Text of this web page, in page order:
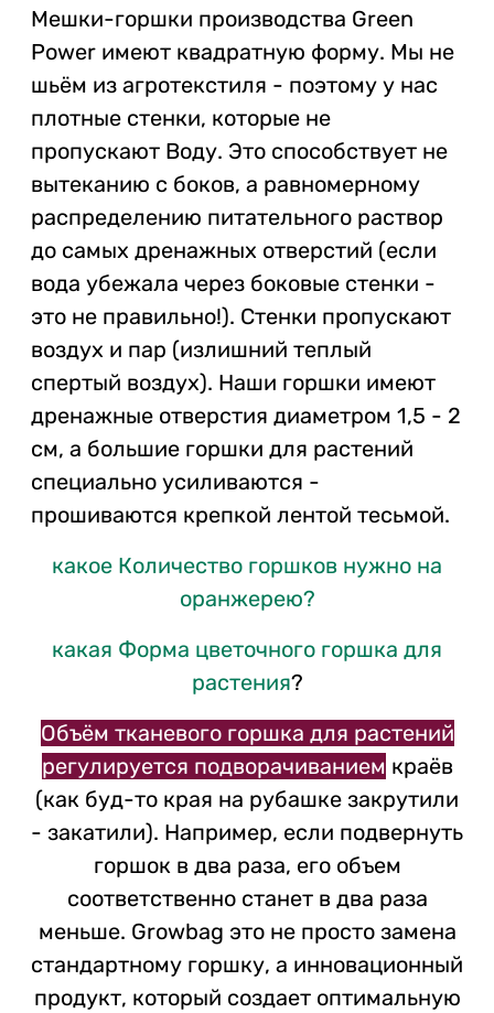
Мешки-горшки производства Green
Power имеют квадратную форму. Мы не
шьём из агротекстиля - поэтому у нас
плотные стенки, которые не
пропускают Воду. Это способствует не
вытеканию с боков, а равномерному
распределению питательного раствор
до самых дренажных отверстий (если
вода убежала через боковые стенки -
это не правильно!). Стенки пропускают
воздух и пар (излишний теплый
спертый воздух). Наши горшки имеют
дренажные отверстия диаметром 1,5 - 2
см, а большие горшки для растений
специально усиливаются -
прошиваются крепкой лентой тесьмой.
какое Количество горшков нужно на
оранжерею?
какая Форма цветочного горшка для
растения?
Объём тканевого горшка для растений
регулируется подворачиванием краёв
(как буд-то края на рубашке закрутили
- закатили). Например, если подвернуть
горшок в два раза, его объем
соответственно станет в два раза
меньше. Growbag это не просто замена
стандартному горшку, а инновационный
продукт, который создает оптимальную